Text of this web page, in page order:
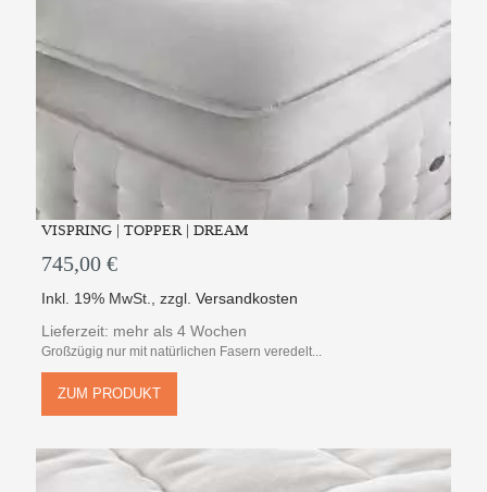
VISPRING | TOPPER | DREAM
745,00 €
Inkl. 19% MwSt.,zzgl.Versandkosten
Lieferzeit: mehr als 4 Wochen
Großzügig nur mit natürlichen Fasern veredelt...
ZUM PRODUKT